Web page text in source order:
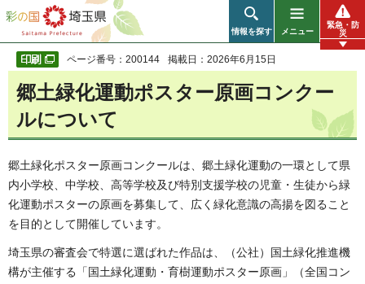
彩の国 埼玉県
情報を探す メニュー
緊急・防
災
ページ番号：200144 掲載日：2026年6月15日
郷土緑化運動ポスター原画コンクー
ルについて
郷土緑化ポスター原画コンクールは、郷土緑化運動の一環として県
内小学校、中学校、高等学校及び特別支援学校の児童・生徒から緑
化運動ポスターの原画を募集して、広く緑化意識の高揚を図ること
を目的として開催しています。
埼玉県の審査会で特選に選ばれた作品は、（公社）国土緑化推進機
構が主催する「国土緑化運動・育樹運動ポスター原画」（全国コン